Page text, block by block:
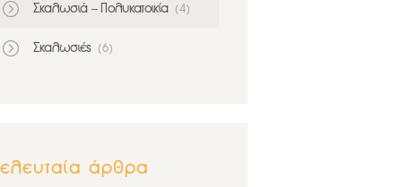
Σκαλωσιά – Πολυκατοικία (4)
Σκαλωσιές (6)
άρθρα